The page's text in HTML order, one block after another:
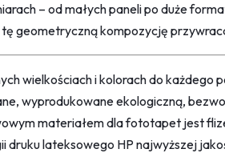
– od małych paneli po duże
geometryczną kompozycję
wielkościach i kolorach do każdego
wyprodukowane ekologiczną,
materiałem dla fototapet jest
druku lateksowego HP najwyższej